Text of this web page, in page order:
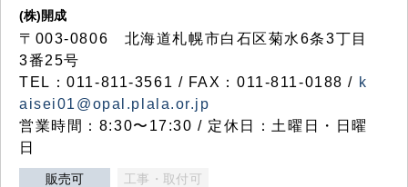
(株)開成
〒003-0806 北海道札幌市白石区菊水6条3丁目
3番25号
TEL：011-811-3561 / FAX：011-811-0188 / k
aisei01@opal.plala.or.jp
営業時間：8:30〜17:30 / 定休日：土曜日・日曜
日
販売可 工事・取付可